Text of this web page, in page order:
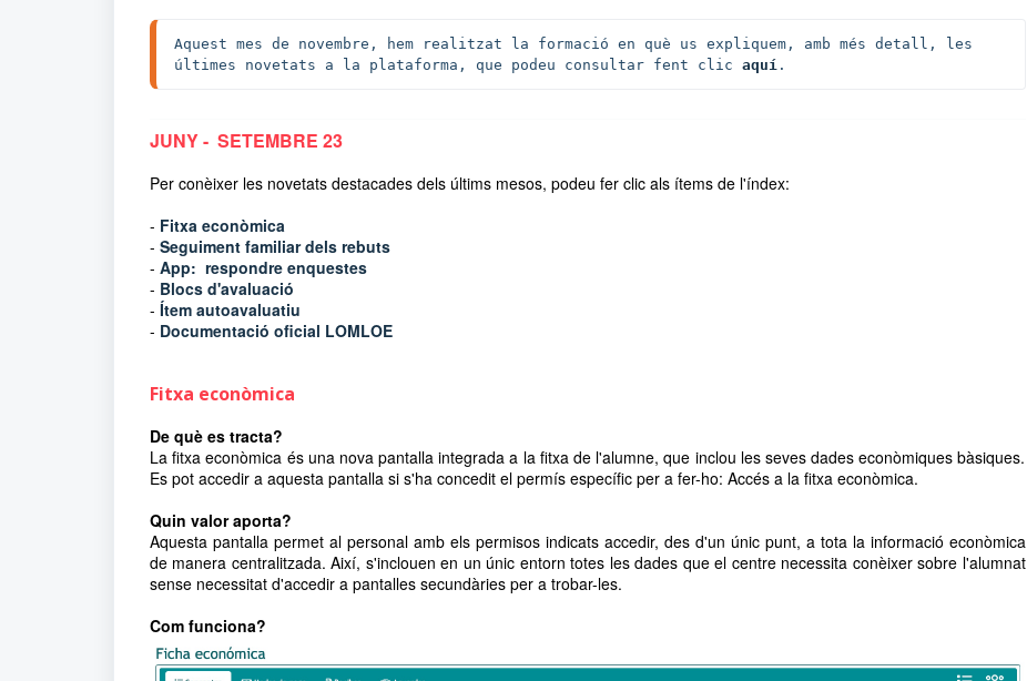
Aquest mes de novembre, hem realitzat la formació en què us expliquem, amb més detall, les
últimes novetats a la plataforma, que podeu consultar fent clic aquí .
JUNY - SETEMBRE 23
Per conèixer les novetats destacades dels últims mesos, podeu fer clic als ítems de l'índex:
- Fitxa econòmica
- Seguiment familiar dels rebuts
- App: respondre enquestes
- Blocs d'avaluació
- Ítem autoavaluatiu
- Documentació oficial LOMLOE
Fitxa econòmica
De què es tracta?
La fitxa econòmica és una nova pantalla integrada a la fitxa de l'alumne, que inclou les seves dades econòmiques bàsiques.
Es pot accedir a aquesta pantalla si s'ha concedit el permís específic per a fer-ho: Accés a la fitxa econòmica.
Quin valor aporta?
Aquesta pantalla permet al personal amb els permisos indicats accedir, des d'un únic punt, a tota la informació econòmica
de manera centralitzada. Així, s'inclouen en un únic entorn totes les dades que el centre necessita conèixer sobre l'alumnat
sense necessitat d'accedir a pantalles secundàries per a trobar-les.
Com funciona?